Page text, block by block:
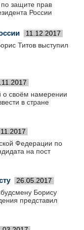
защите прав
России
11.12.2017
Титов выступил
о своём намерении
в стране
Федерации по
на пост
26.05.2017
Борису
представил